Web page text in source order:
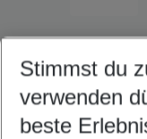
Quicklinks
Last Minute
Stimmst du
verwenden
beste